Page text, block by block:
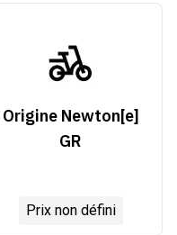
Origine Newton[e]
GR
Prix non défini